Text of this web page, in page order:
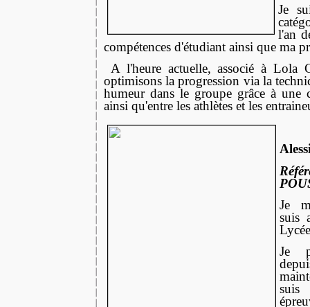
Je
l'an
compétences d'étudiant ainsi que ma
A l'heure actuelle, associé à Lola
optimisons la progression via la
humeur dans le groupe grâce à une
ainsi qu'entre les athlètes et les
Je
suis
Je
suis